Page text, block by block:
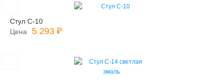
Стул С-10
Цена
5 293 ₽